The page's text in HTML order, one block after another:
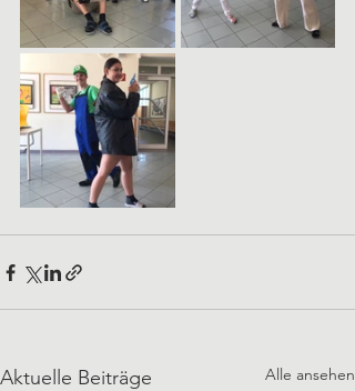
Aktuelle Beiträge Alle ansehen